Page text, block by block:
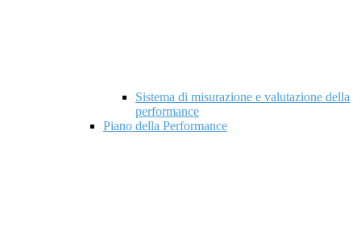
Sistema di misurazione e valutazione della
performance
Piano della Performance